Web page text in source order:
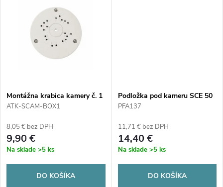
v
Montážna krabica kamery č. 1
ATK-SCAM-BOX1
8,05 € bez DPH
9,90 €
Na sklade >5 ks
DO KOŠÍKA
Podložka pod kameru SCE 50
(PFA137)
PFA137
11,71 € bez DPH
14,40 €
Na sklade >5 ks
DO KOŠÍKA